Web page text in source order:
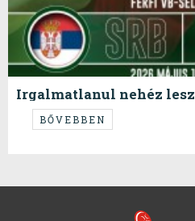
Irgalmatlanul nehéz lesz
...de képesek vagyunk rá!
BŐVEBBEN